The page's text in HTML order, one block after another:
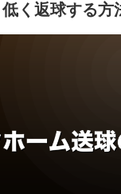
く返球する方